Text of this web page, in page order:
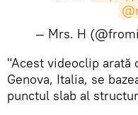
— Mrs. H
"Acest videoclip arată
Genova, Italia, se
punctul slab al